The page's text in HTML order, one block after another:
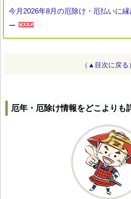
今月2026年8月の厄除け・厄払いに
ー
（▲目次に戻る）
厄年・厄除け情報をどこよりも